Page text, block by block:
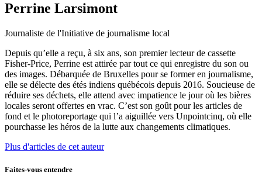
Perrine Larsimont
Journaliste de l'Initiative de journalisme local
Depuis qu’elle a reçu, à six ans, son premier lecteur de cassette
Fisher-Price, Perrine est attirée par tout ce qui enregistre du son ou
des images. Débarquée de Bruxelles pour se former en journalisme,
elle se délecte des étés indiens québécois depuis 2016. Soucieuse de
réduire ses déchets, elle attend avec impatience le jour où les bières
locales seront offertes en vrac. C’est son goût pour les articles de
fond et le photoreportage qui l’a aiguillée vers Unpointcinq, où elle
pourchasse les héros de la lutte aux changements climatiques.
Plus d'articles de cet auteur
Faites-vous entendre